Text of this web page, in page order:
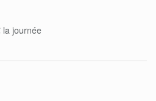
la journée